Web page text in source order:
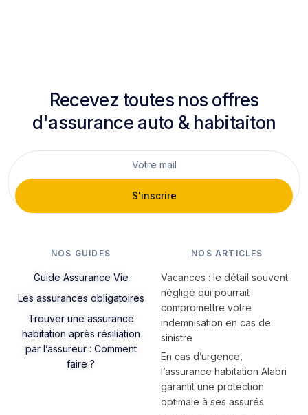
Recevez toutes nos offres
d'assurance auto & habitaiton
S'inscrire
NOS GUIDES
Guide Assurance Vie
Les assurances obligatoires
Trouver une assurance
habitation après résiliation
par l’assureur : Comment
faire ?
NOS ARTICLES
Vacances : le détail souvent
négligé qui pourrait
compromettre votre
indemnisation en cas de
sinistre
En cas d’urgence,
l’assurance habitation Alabri
garantit une protection
optimale à ses assurés